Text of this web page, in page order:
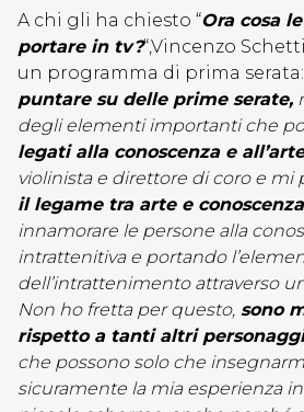
A chi gli ha chiesto “Ora cosa
portare in tv?“,Vincenzo
un programma di prima serata:
puntare su delle prime serate,
degli elementi importanti che
legati alla conoscenza e all’arte
violinista e direttore di coro e mi
il legame tra arte e conoscenza
innamorare le persone alla
intrattenitiva e portando
dell’intrattenimento attraverso
Non ho fretta per questo, sono
rispetto a tanti altri
che possono solo che
sicuramente la mia esperienza